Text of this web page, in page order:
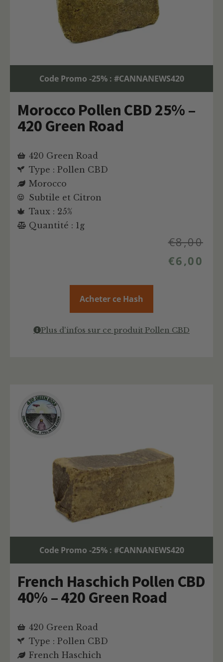
Code Promo -25% : #CANNANEWS420
Morocco Pollen CBD 25% –
420 Green Road
420 Green Road
Type : Pollen CBD
Morocco
Subtile et Citron
Taux : 25%
Quantité : 1g
€8,00
€6,00
Acheter ce Hash
Plus d'infos sur ce produit Pollen CBD
Code Promo -25% : #CANNANEWS420
French Haschich Pollen CBD
40% – 420 Green Road
420 Green Road
Type : Pollen CBD
French Haschich